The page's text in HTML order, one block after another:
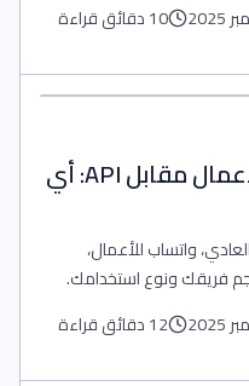
10 دقائق قراءة
واتساب مقابل واتساب للأعمال مقابل API: أي
واتساب للأعمال،
12 دقائق قراءة